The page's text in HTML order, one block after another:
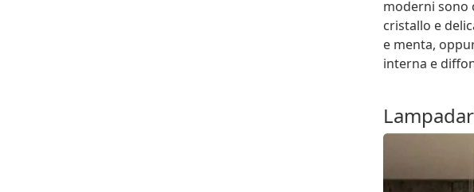
moderni sono
cristallo e
e menta,
interna e